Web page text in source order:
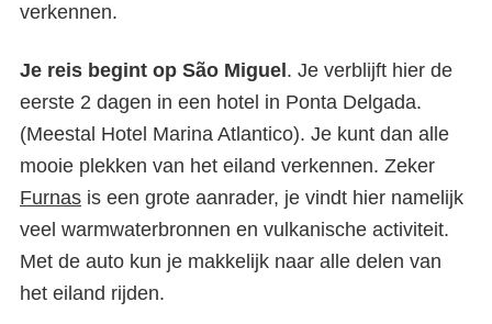
verkennen.
Je reis begint op São Miguel . Je verblijft hier de
eerste 2 dagen in een hotel in Ponta Delgada.
(Meestal Hotel Marina Atlantico). Je kunt dan alle
mooie plekken van het eiland verkennen. Zeker
Furnas is een grote aanrader, je vindt hier namelijk
veel warmwaterbronnen en vulkanische activiteit.
Met de auto kun je makkelijk naar alle delen van
het eiland rijden.